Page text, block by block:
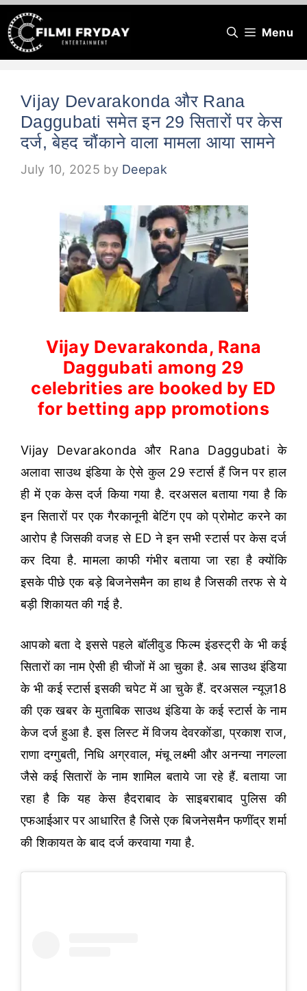
Skip
to
content
Menu
Vijay Devarakonda और Rana
Daggubati समेत इन 29 सितारों पर केस
दर्ज, बेहद चौंकाने वाला मामला आया सामने
July 10, 2025 by Deepak
Vijay Devarakonda, Rana
Daggubati among 29
celebrities are booked by ED
for betting app promotions
Vijay Devarakonda और Rana Daggubati के
अलावा साउथ इंडिया के ऐसे कुल 29 स्टार्स हैं जिन पर हाल
ही में एक केस दर्ज किया गया है. दरअसल बताया गया है कि
इन सितारों पर एक गैरकानूनी बेटिंग एप को प्रोमोट करने का
आरोप है जिसकी वजह से ED ने इन सभी स्टार्स पर केस दर्ज
कर दिया है. मामला काफी गंभीर बताया जा रहा है क्योंकि
इसके पीछे एक बड़े बिजनेसमैन का हाथ है जिसकी तरफ से ये
बड़ी शिकायत की गई है.
आपको बता दे इससे पहले बॉलीवुड फिल्म इंडस्ट्री के भी कई
सितारों का नाम ऐसी ही चीजों में आ चुका है. अब साउथ इंडिया
के भी कई स्टार्स इसकी चपेट में आ चुके हैं. दरअसल न्यूज़18
की एक खबर के मुताबिक साउथ इंडिया के कई स्टार्स के नाम
केज दर्ज हुआ है. इस लिस्ट में विजय देवरकोंडा, प्रकाश राज,
राणा दग्गुबती, निधि अग्रवाल, मंचू लक्ष्मी और अनन्या नगल्ला
जैसे कई सितारों के नाम शामिल बताये जा रहे हैं. बताया जा
रहा है कि यह केस हैदराबाद के साइबराबाद पुलिस की
एफआईआर पर आधारित है जिसे एक बिजनेसमैन फणींद्र शर्मा
की शिकायत के बाद दर्ज करवाया गया है.